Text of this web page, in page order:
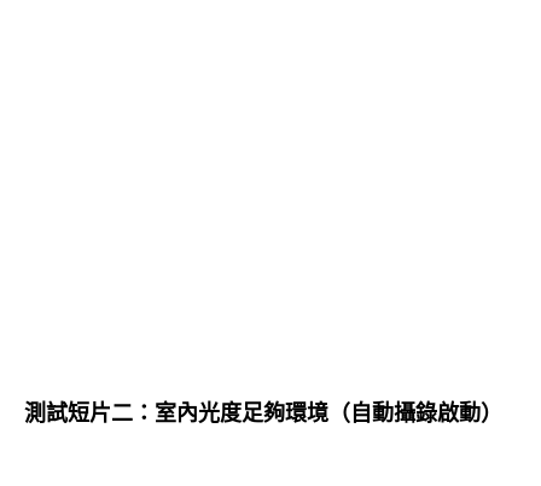
測試短片二：室內光度足夠環境（自動攝錄啟動）